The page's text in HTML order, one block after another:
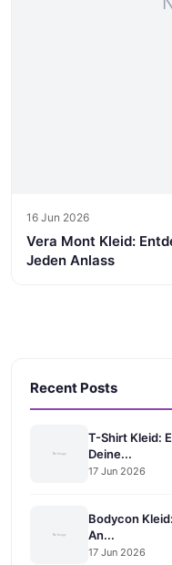
16 Jun 2026
Vera Mont Kleid:
Jeden Anlass
Recent Posts
T-Shirt Kleid:
Deine...
17 Jun 2026
Bodycon
An...
17 Jun 2026